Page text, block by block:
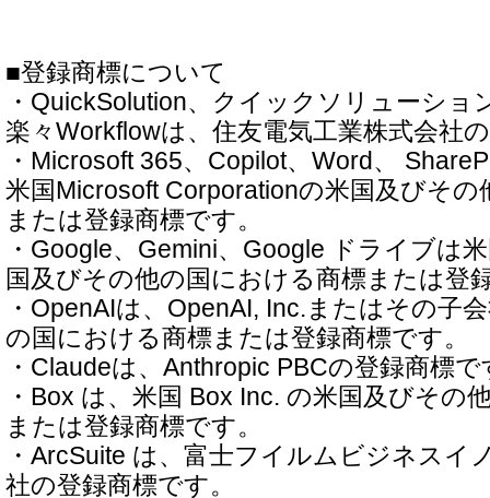
■登録商標について
・QuickSolution、クイックソリューショ
楽々Workflowは、住友電気工業株式会社
・Microsoft 365、Copilot、Word、
米国Microsoft Corporationの米国及びそ
または登録商標です。
・Google、Gemini、Google ドライブは
国及びその他の国における商標または登
・OpenAIは、OpenAI, Inc.またはその子
の国における商標または登録商標です。
・Claudeは、Anthropic PBCの登録商標で
・Box は、米国 Box Inc. の米国及びその
または登録商標です。
・ArcSuite は、富士フイルムビジネスイ
社の登録商標です。